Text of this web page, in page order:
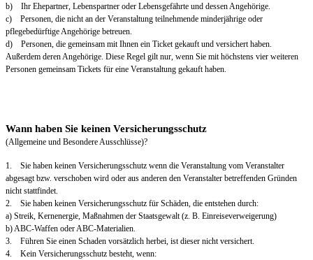
b) Ihr Ehepartner, Lebenspartner oder Lebensgefährte und dessen Angehörige.
c) Personen, die nicht an der Veranstaltung teilnehmende minderjährige oder
pflegebedürftige Angehörige betreuen.
d) Personen, die gemeinsam mit Ihnen ein Ticket gekauft und versichert haben.
Außerdem deren Angehörige. Diese Regel gilt nur, wenn Sie mit höchstens vier weiteren
Personen gemeinsam Tickets für eine Veranstaltung gekauft haben.
Wann haben Sie keinen Versicherungsschutz
(Allgemeine und Besondere Ausschlüsse)?
1. Sie haben keinen Versicherungsschutz wenn die Veranstaltung vom Veranstalter
abgesagt bzw. verschoben wird oder aus anderen den Veranstalter betreffenden Gründen
nicht stattfindet.
2. Sie haben keinen Versicherungsschutz für Schäden, die entstehen durch:
a) Streik, Kernenergie, Maßnahmen der Staatsgewalt (z. B. Einreiseverweigerung)
b) ABC-Waffen oder ABC-Materialien.
3. Führen Sie einen Schaden vorsätzlich herbei, ist dieser nicht versichert.
4. Kein Versicherungsschutz besteht, wenn: